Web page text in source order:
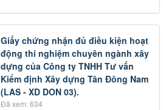
Giấy chứng nhận đủ điều kiện hoạt
động thí nghiệm chuyên ngành xây
dựng của Công ty TNHH Tư vấn
Kiểm định Xây dựng Tân Đông Nam
(LAS - XD DON 03).
Đã xem: 634